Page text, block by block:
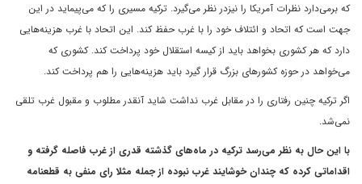
که برمی‌دارد نظرات آمریکا را نیزدر نظر می‌گیرد. ترکیه مسیری را که می‌پیماید در این
جهت است که اتحاد و ائتلاف خود را با غرب حفظ کند. این اتحاد با غرب هزینه‌هایی
دارد که هر کشوری بخواهد باید از کیسه استقلال خود پرداخت کند. کشوری که
می‌خواهد در حوزه کشورهای بزرگ قرار گیرد باید هزینه‌هایی را هم پرداخت کند.
اگر ترکیه چنین رفتاری را در مقابل غرب نداشت شاید آنقدر مطلوب و مقبول غرب تلقی
نمی‌شد.
با این حال به نظر می‌رسد ترکیه در ماه‌های گذشته قدری از غرب فاصله گرفته و
اقداماتی کرده که چندان خوشایند غرب نبوده از جمله مثلا رای منفی به قطعنامه